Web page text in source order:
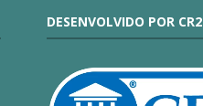
DESENVOLVIDO POR CR2